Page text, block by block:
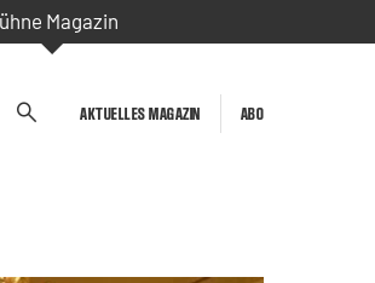
Magazin
AKTUELLES MAGAZIN ABO